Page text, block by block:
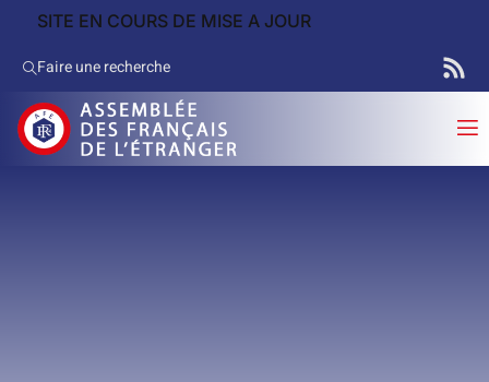
SITE EN COURS DE MISE A JOUR
Faire une recherche